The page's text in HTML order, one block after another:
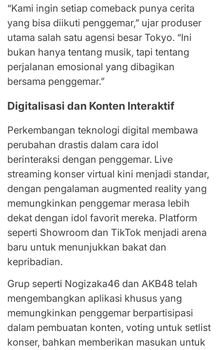
“Kami ingin setiap comeback punya cerita
yang bisa diikuti penggemar,” ujar produser
utama salah satu agensi besar Tokyo. “Ini
bukan hanya tentang musik, tapi tentang
perjalanan emosional yang dibagikan
bersama penggemar.”
Digitalisasi dan Konten Interaktif
Perkembangan teknologi digital membawa
perubahan drastis dalam cara idol
berinteraksi dengan penggemar. Live
streaming konser virtual kini menjadi standar,
dengan pengalaman augmented reality yang
memungkinkan penggemar merasa lebih
dekat dengan idol favorit mereka. Platform
seperti Showroom dan TikTok menjadi arena
baru untuk menunjukkan bakat dan
kepribadian.
Grup seperti Nogizaka46 dan AKB48 telah
mengembangkan aplikasi khusus yang
memungkinkan penggemar berpartisipasi
dalam pembuatan konten, voting untuk setlist
konser, bahkan memberikan masukan untuk